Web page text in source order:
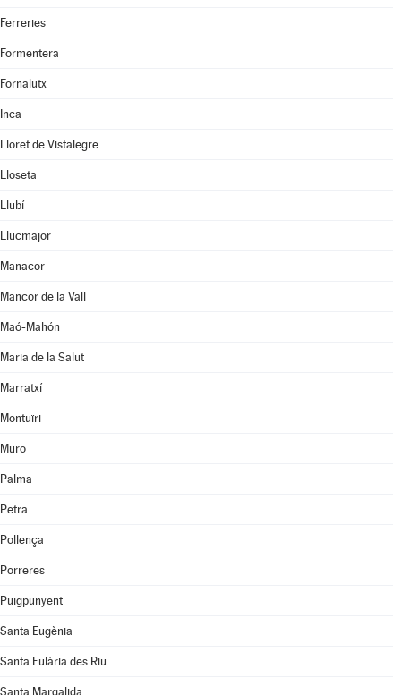
Ferreries
Formentera
Fornalutx
Inca
Lloret de Vistalegre
Lloseta
Llubí
Llucmajor
Manacor
Mancor de la Vall
Maó-Mahón
Maria de la Salut
Marratxí
Montuïri
Muro
Palma
Petra
Pollença
Porreres
Puigpunyent
Santa Eugènia
Santa Eulària des Riu
Santa Margalida